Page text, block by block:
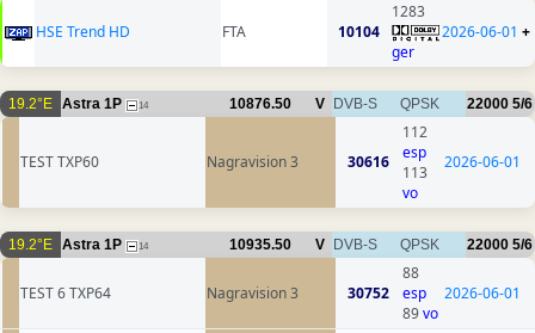
HSE Trend HD FTA 10104
1283
ger
2026-06-01 +
19.2°E Astra 1P 14 10876.50 V DVB-S QPSK 22000 5/6
TEST TXP60 Nagravision 3 30616
112
esp
113
vo
2026-06-01
19.2°E Astra 1P 14 10935.50 V DVB-S QPSK 22000 5/6
TEST 6 TXP64 Nagravision 3 30752
88
esp
89vo
2026-06-01